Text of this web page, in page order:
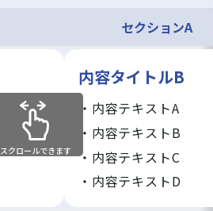
セクションA
内容タイトルB
・内容テキストA
・内容テキストB
・内容テキストC
・内容テキストD
スクロールできます